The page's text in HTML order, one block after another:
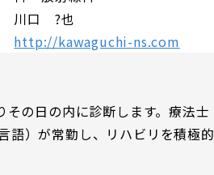
川口 ?也
http://kawaguchi-ns.com
その日の内に診断します。療法士
語）が常勤し、リハビリを積極的